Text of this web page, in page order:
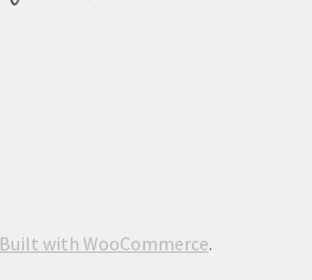
Built with WooCommerce.